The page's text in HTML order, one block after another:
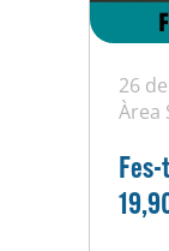
26
Àrea